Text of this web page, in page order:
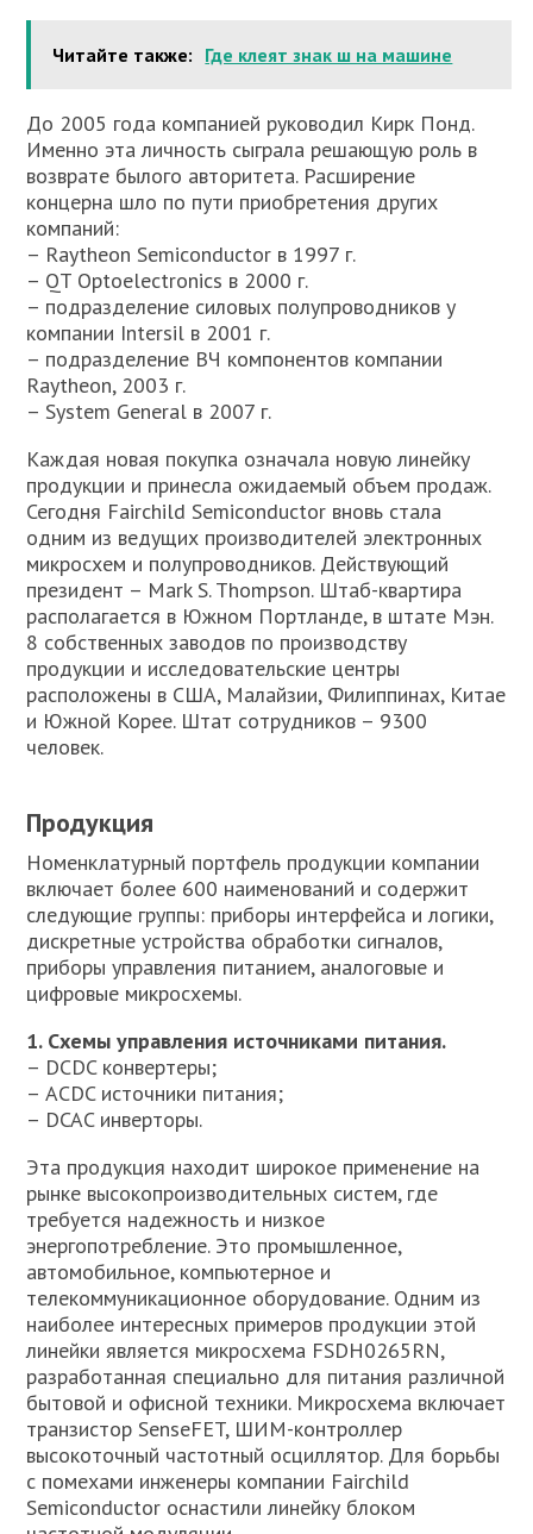
Читайте также: Где клеят знак ш на машине
До 2005 года компанией руководил Кирк Понд.
Именно эта личность сыграла решающую роль в
возврате былого авторитета. Расширение
концерна шло по пути приобретения других
компаний:
– Raytheon Semiconductor в 1997 г.
– QT Optoelectronics в 2000 г.
– подразделение силовых полупроводников у
компании Intersil в 2001 г.
– подразделение ВЧ компонентов компании
Raytheon, 2003 г.
– System General в 2007 г.
Каждая новая покупка означала новую линейку
продукции и принесла ожидаемый объем продаж.
Сегодня Fairchild Semiconductor вновь стала
одним из ведущих производителей электронных
микросхем и полупроводников. Действующий
президент – Mark S. Thompson. Штаб-квартира
располагается в Южном Портланде, в штате Мэн.
8 собственных заводов по производству
продукции и исследовательские центры
расположены в США, Малайзии, Филиппинах, Китае
и Южной Корее. Штат сотрудников – 9300
человек.
Продукция
Номенклатурный портфель продукции компании
включает более 600 наименований и содержит
следующие группы: приборы интерфейса и логики,
дискретные устройства обработки сигналов,
приборы управления питанием, аналоговые и
цифровые микросхемы.
1. Схемы управления источниками питания.
– DCDC конвертеры;
– ACDC источники питания;
– DCAC инверторы.
Эта продукция находит широкое применение на
рынке высокопроизводительных систем, где
требуется надежность и низкое
энергопотребление. Это промышленное,
автомобильное, компьютерное и
телекоммуникационное оборудование. Одним из
наиболее интересных примеров продукции этой
линейки является микросхема FSDH0265RN,
разработанная специально для питания различной
бытовой и офисной техники. Микросхема включает
транзистор SenseFET, ШИМ-контроллер
высокоточный частотный осциллятор. Для борьбы
с помехами инженеры компании Fairchild
Semiconductor оснастили линейку блоком